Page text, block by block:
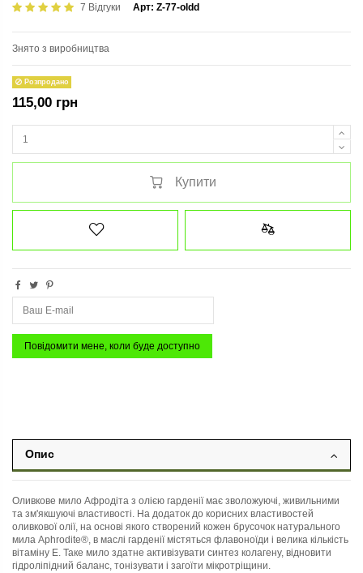
7 Відгуки Арт: Z-77-oldd
Знято з виробництва
Розпродано
115,00 грн
Купити
Опис
Оливкове мило Афродіта з олією гарденії має зволожуючі, живильними
та зм'якшуючі властивості. На додаток до корисних властивостей
оливкової олії, на основі якого створений кожен брусочок натурального
мила Aphrodite®, в маслі гарденії містяться флавоноїди і велика кількість
вітаміну Е. Таке мило здатне активізувати синтез колагену, відновити
гідроліпідний баланс, тонізувати і загоїти мікротріщини.